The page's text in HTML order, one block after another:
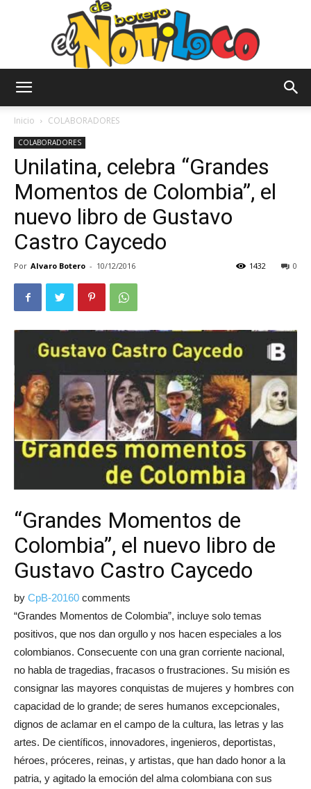
Notiloco
de
Inicio COLABORADORES
COLABORADORES
Unilatina, celebra “Grandes
Momentos de Colombia”, el
nuevo libro de Gustavo
Castro Caycedo
Por Alvaro Botero - 10/12/2016 0
1432
“Grandes Momentos de
Colombia”, el nuevo libro de
Gustavo Castro Caycedo
by CpB-20160 comments
“Grandes Momentos de Colombia”, incluye solo temas
positivos, que nos dan orgullo y nos hacen especiales a los
colombianos. Consecuente con una gran corriente nacional,
no habla de tragedias, fracasos o frustraciones. Su misión es
consignar las mayores conquistas de mujeres y hombres con
capacidad de lo grande; de seres humanos excepcionales,
dignos de aclamar en el campo de la cultura, las letras y las
artes. De científicos, innovadores, ingenieros, deportistas,
héroes, próceres, reinas, y artistas, que han dado honor a la
patria, y agitado la emoción del alma colombiana con sus